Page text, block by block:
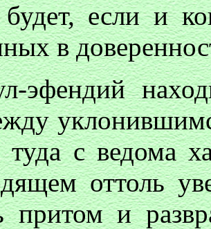
если и
в
эфендий
туда с ведома
оттоль
притом и